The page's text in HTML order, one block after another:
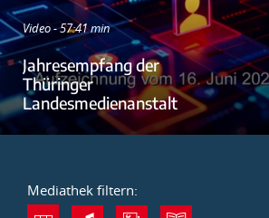
Video - 57:41 min
Jahresempfang der
Thüringer
Landesmedienanstalt
Mediathek filtern: